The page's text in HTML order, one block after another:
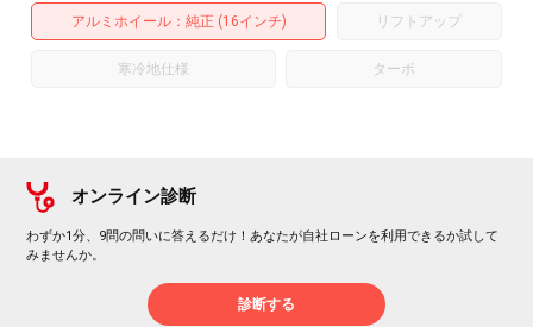
アルミホイール：純正 (16インチ) リフトアップ
寒冷地仕様 ターボ
オンライン診断
わずか1分、9問の問いに答えるだけ！あなたが自社ローンを利用できるか試して
みませんか。
診断する